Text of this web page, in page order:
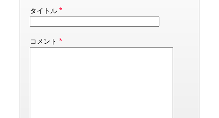
タイトル *
コメント *